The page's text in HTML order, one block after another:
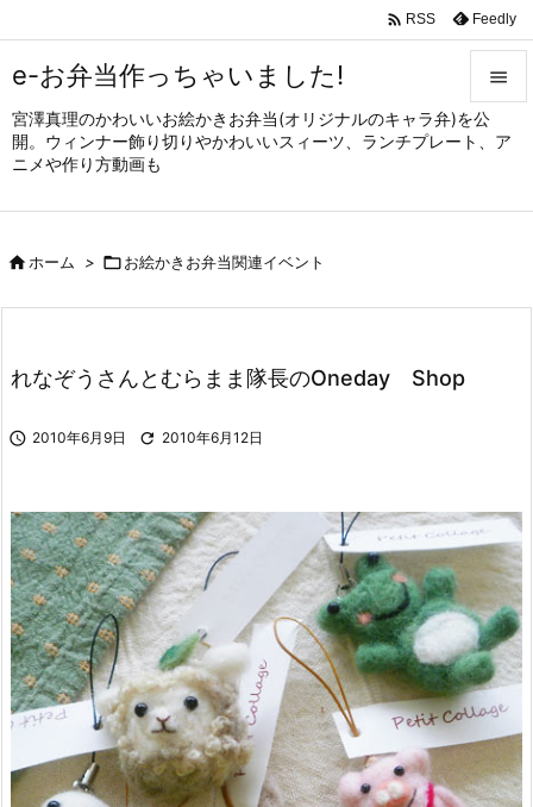
e-お弁当作っちゃいました!
宮澤真理のかわいいお絵かきお弁当(オリジナルのキャラ弁)を公
開。ウィンナー飾り切りやかわいいスィーツ、ランチプレート、ア
ニメや作り方動画も


メニュ
サイド

 RSS Feedly
ホーム > お絵かきお弁当関連イベント
れなぞうさんとむらまま隊長のOneday Shop
 2010年6月9日  2010年6月12日